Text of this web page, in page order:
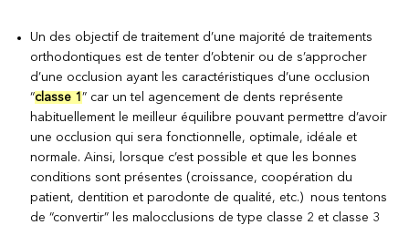
Un des objectif de traitement d’une majorité de traitements
orthodontiques est de tenter d’obtenir ou de s’approcher
d’une occlusion ayant les caractéristiques d’une occlusion
“classe 1” car un tel agencement de dents représente
habituellement le meilleur équilibre pouvant permettre d’avoir
une occlusion qui sera fonctionnelle, optimale, idéale et
normale. Ainsi, lorsque c’est possible et que les bonnes
conditions sont présentes (croissance, coopération du
patient, dentition et parodonte de qualité, etc.) nous tentons
de “convertir” les malocclusions de type classe 2 et classe 3